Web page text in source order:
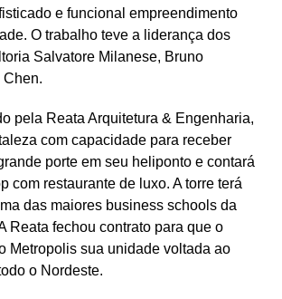
e funcional empreendimento
O trabalho teve a liderança dos
Salvatore Milanese, Bruno
Chen.
pela Reata Arquitetura & Engenharia,
com capacidade para receber
porte em seu heliponto e contará
com restaurante de luxo. A torre terá
das maiores business schools da
Reata fechou contrato para que o
Metropolis sua unidade voltada ao
o Nordeste.